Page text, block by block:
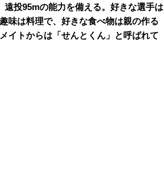
投95mの能力を備える。好きな選手は
味は料理で、好きな食べ物は親の作る
イトからは「せんとくん」と呼ばれて